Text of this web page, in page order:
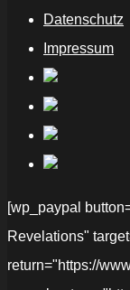
Datenschutz
Impressum
[wp_paypal
Revelations"
return="https://